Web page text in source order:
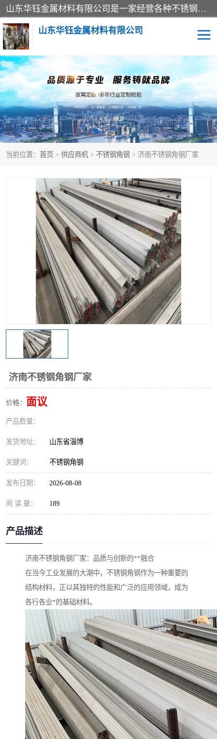
山东华钰金属材料有限公司是一家经营各种不锈钢管材、板材、圆钢、法兰、封头、型材等产品的公司；主营产品有：不锈钢管，激光切割，管件标准件，不锈钢圆钢，不锈钢人孔，不锈钢亮管，不锈钢角钢，不锈钢加工，不锈钢管子，不锈钢工业方管，不锈钢封头，不锈钢法兰，不锈钢阀门，不锈钢槽钢，不锈钢扁钢，不锈钢板等；可为客户制作各种规格的型材及不锈钢配件、非标准件及各种容器具等，能满足客户的不同采购要求。
山东华钰金属材料有限公司
当前位置： 首页 > 供应商机 > 不锈钢角钢 > 济南不锈钢角钢厂家
济南不锈钢角钢厂家
价格： 面议
产品数量：
发货地址： 山东省淄博
关键词： 不锈钢角钢
发布日期： 2026-08-08
阅 读 量： 189
产品描述
济南不锈钢角钢厂家：品质与创新的**融合
在当今工业发展的大潮中，不锈钢角钢作为一种重要的
结构材料，正以其独特的性能和广泛的应用领域，成为
各行各业*的基础材料。
不锈钢管 激光切割
管件标准件 不锈钢圆钢
不锈钢人孔 不锈钢亮管
不锈钢角钢 不锈钢加工
不锈钢板 不锈钢工业方管
不锈钢封头 不锈钢法兰
不锈钢阀门 不锈钢槽钢
不锈钢扁钢